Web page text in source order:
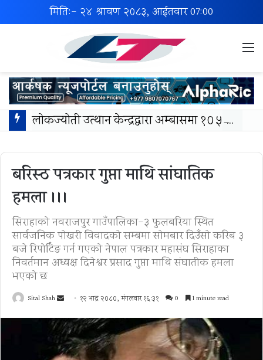
मिति:- २४ श्रावण २०८३, आईतवार07:00
लोकज्योती उत्थान केन्द्रद्वारा अम्बासमा १०५ विपन्न विद्यार्थीलाई शैक्षिक तथा खेलकुद सामग्री वितरण
बरिस्ठ पत्रकार गुप्ता माथि सांघातिक
हमला ।।।
सिराहाको नवराजपुर गाउँपालिका-३ फुलबरिया स्थित
सार्वजनिक पोखरी विवादको सम्बन्धमा सोमबार दिउँसो करिब ३
बजे रिपोर्टिङ गर्न गएको नेपाल पत्रकार महासंघ सिराहाका
निवर्तमान अध्यक्ष दिनेश्वर प्रसाद गुप्ता माथि संघातीक हमला
भएको छ
Sital Shah
Send
email
१२ भाद्र २०८०, मंगलवार १६:३१ 0 1 minute read